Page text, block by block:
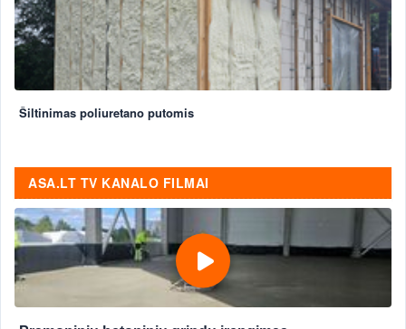
Šiltinimas poliuretano putomis
ASA.LT TV KANALO FILMAI